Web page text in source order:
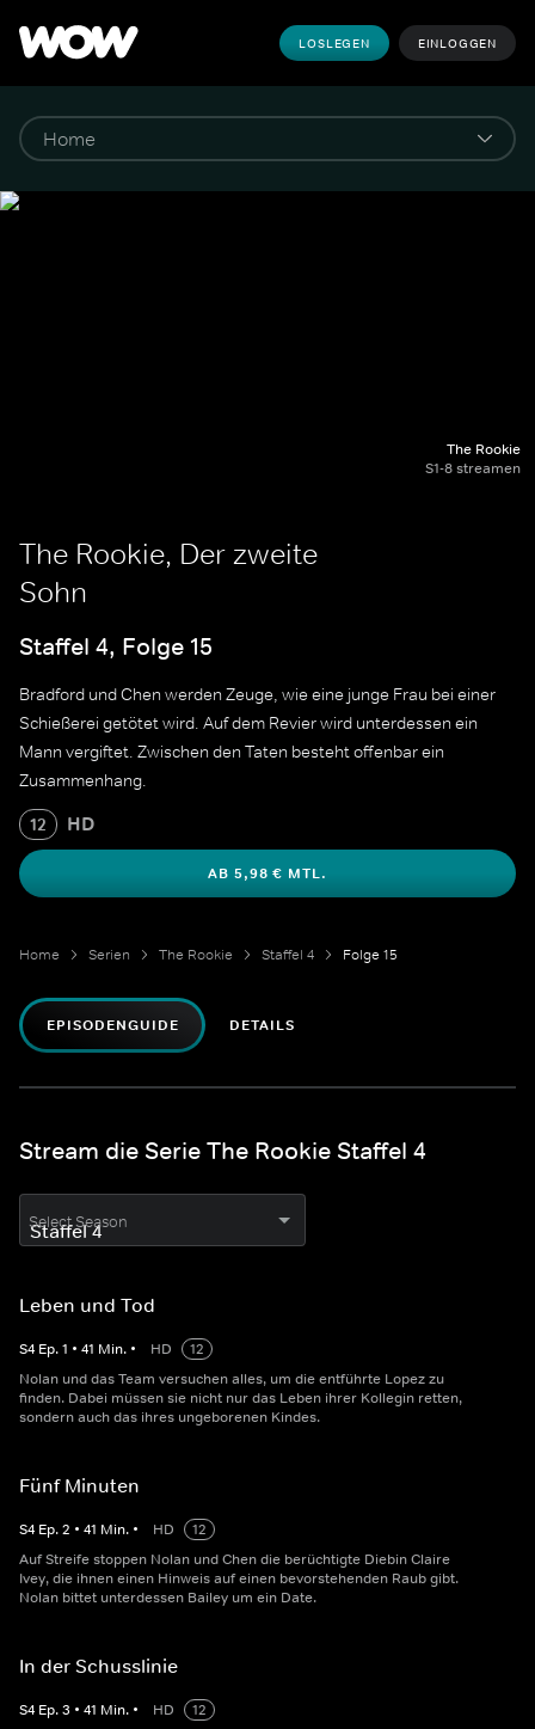
LOSLEGEN EINLOGGEN
The Rookie
S1-8 streamen
The Rookie, Der zweite
Sohn
Staffel 4, Folge 15
Bradford und Chen werden Zeuge, wie eine junge Frau bei einer
Schießerei getötet wird. Auf dem Revier wird unterdessen ein
Mann vergiftet. Zwischen den Taten besteht offenbar ein
Zusammenhang.
12 HD
AB 5,98 € MTL.
Home Serien The Rookie Staffel 4 Folge 15
EPISODENGUIDE DETAILS
Stream die Serie The Rookie Staffel 4
Select Season
Leben und Tod
S4 Ep.1 • 41 Min. • HD
12
Nolan und das Team versuchen alles, um die entführte Lopez zu
finden. Dabei müssen sie nicht nur das Leben ihrer Kollegin retten,
sondern auch das ihres ungeborenen Kindes.
Fünf Minuten
S4 Ep.2 • 41 Min. • HD
12
Auf Streife stoppen Nolan und Chen die berüchtigte Diebin Claire
Ivey, die ihnen einen Hinweis auf einen bevorstehenden Raub gibt.
Nolan bittet unterdessen Bailey um ein Date.
In der Schusslinie
S4 Ep.3 • 41 Min. • HD
12